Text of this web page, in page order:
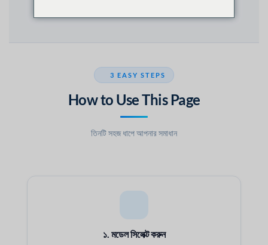
3 EASY STEPS
How to Use This Page
তিনটি সহজ ধাপে আপনার সমাধান
১. মডেল সিলেক্ট করুন